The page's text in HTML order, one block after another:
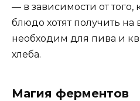
— в зависимости от того,
блюдо хотят получить на
необходим для пива и
хлеба.
Магия ферментов